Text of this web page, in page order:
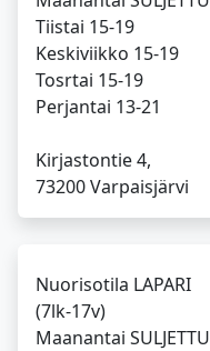
Tiistai 15-19
Keskiviikko 15-19
Tosrtai 15-19
Perjantai 13-21
Kirjastontie 4,
Nuorisotila LAPARI
(7lk-17v)
Maanantai SULJETTU